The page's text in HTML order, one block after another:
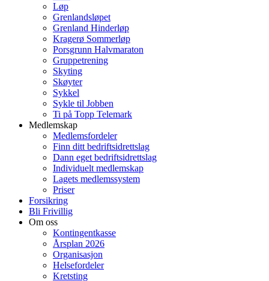
Løp
Grenlandsløpet
Grenland Hinderløp
Kragerø Sommerløp
Porsgrunn Halvmaraton
Gruppetrening
Skyting
Skøyter
Sykkel
Sykle til Jobben
Ti på Topp Telemark
Medlemskap
Medlemsfordeler
Finn ditt bedriftsidrettslag
Dann eget bedriftsidrettslag
Individuelt medlemskap
Lagets medlemssystem
Priser
Forsikring
Bli Frivillig
Om oss
Kontingentkasse
Årsplan 2026
Organisasjon
Helsefordeler
Kretsting